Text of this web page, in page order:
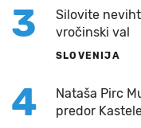
3
Silovite
vročinski val
SLOVENIJA
4
Nataša Pirc
predor